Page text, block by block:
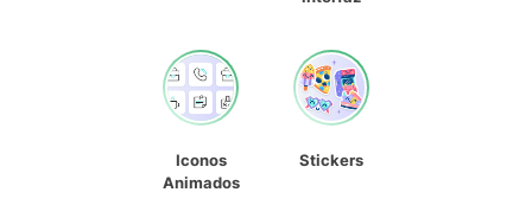
Iconos
Animados
Stickers